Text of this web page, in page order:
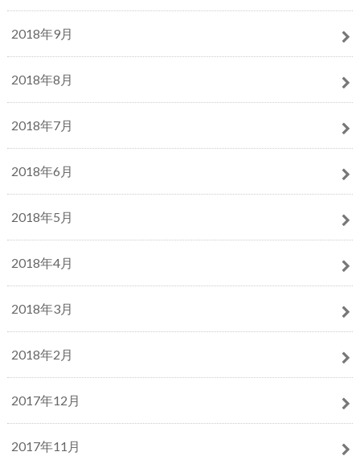
2018年9月
2018年8月
2018年7月
2018年6月
2018年5月
2018年4月
2018年3月
2018年2月
2017年12月
2017年11月